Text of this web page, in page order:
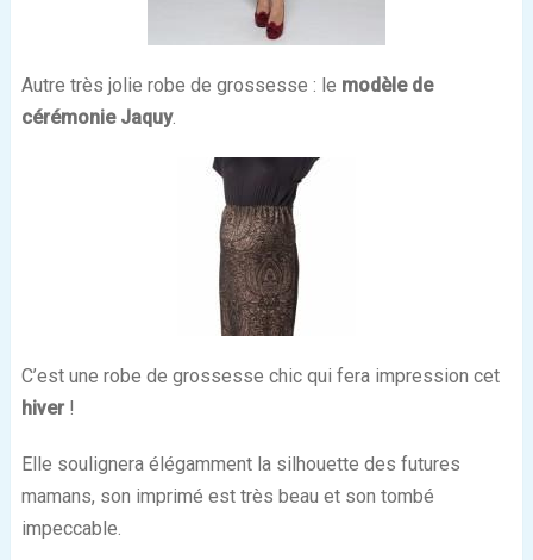
Autre très jolie robe de grossesse : le modèle de
cérémonie Jaquy.
C’est une robe de grossesse chic qui fera impression cet
hiver!
Elle soulignera élégamment la silhouette des futures
mamans, son imprimé est très beau et son tombé
impeccable.